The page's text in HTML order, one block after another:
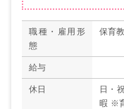
職種・雇用形
態
保育
給与
休日
日・
暇 ※